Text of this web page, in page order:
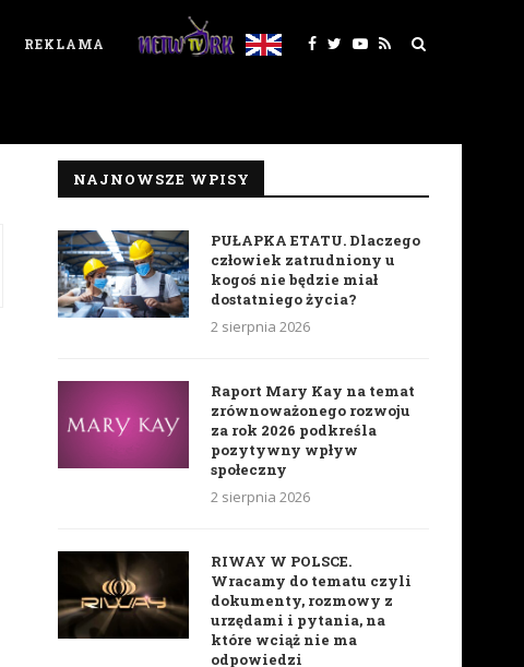
REKLAMA
NAJNOWSZE WPISY
PUŁAPKA ETATU. Dlaczego
człowiek zatrudniony u
kogoś nie będzie miał
dostatniego życia?
2 sierpnia 2026
Raport Mary Kay na temat
zrównoważonego rozwoju
za rok 2026 podkreśla
pozytywny wpływ
społeczny
2 sierpnia 2026
RIWAY W POLSCE.
Wracamy do tematu czyli
dokumenty, rozmowy z
urzędami i pytania, na
które wciąż nie ma
odpowiedzi